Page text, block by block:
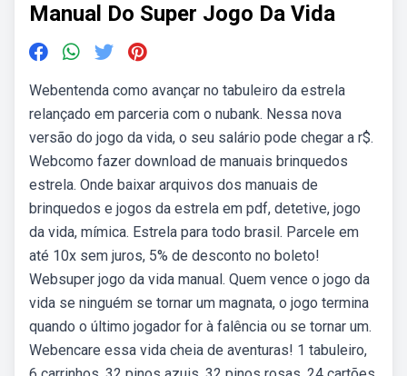
Manual Do Super Jogo Da Vida
Webentenda como avançar no tabuleiro da estrela
relançado em parceria com o nubank. Nessa nova
versão do jogo da vida, o seu salário pode chegar a r$.
Webcomo fazer download de manuais brinquedos
estrela. Onde baixar arquivos dos manuais de
brinquedos e jogos da estrela em pdf, detetive, jogo
da vida, mímica. Estrela para todo brasil. Parcele em
até 10x sem juros, 5% de desconto no boleto!
Websuper jogo da vida manual. Quem vence o jogo da
vida se ninguém se tornar um magnata, o jogo termina
quando o último jogador for à falência ou se tornar um.
Webencare essa vida cheia de aventuras! 1 tabuleiro,